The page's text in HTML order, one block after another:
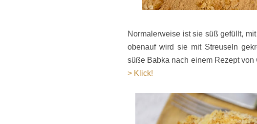
Normalerweise ist sie süß gefüllt,
obenauf wird sie mit Streuseln
süße Babka nach einem Rezept
> Klick!